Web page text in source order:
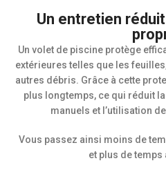
Un entretien
Un volet de piscine protège
extérieures telles que les
autres débris. Grâce à cette
plus longtemps, ce qui réduit
manuels et l’utilisation
Vous passez ainsi moins de
et plus de temps